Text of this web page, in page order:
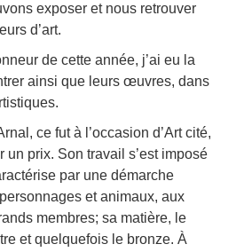
exposer et nous retrouver
d’art.
de cette année, j’ai eu la
ainsi que leurs œuvres, dans
ce fut à l’occasion d’Art cité,
un prix. Son travail s’est imposé
par une démarche
et animaux, aux
membres; sa matière, le
et quelquefois le bronze. À